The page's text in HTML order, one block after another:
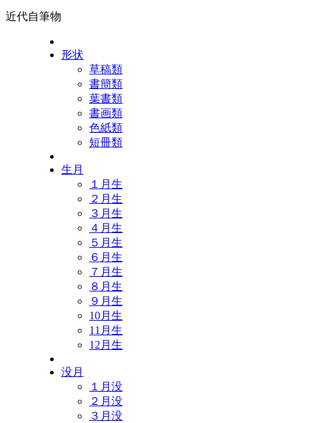
近代自筆物
形状
草稿類
書簡類
葉書類
書画類
色紙類
短冊類
生月
１月生
２月生
３月生
４月生
５月生
６月生
７月生
８月生
９月生
10月生
11月生
12月生
没月
１月没
２月没
３月没